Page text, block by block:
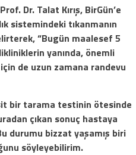
Dr. Talat Kırış, BirGün’e
sistemindeki tıkanmanın
“Bugün maalesef 5
yanında, önemli
de uzun zamana randevu
bir tarama testinin ötesinde
çıkan sonuç hastaya
durumu bizzat yaşamış biri
söyleyebilirim.